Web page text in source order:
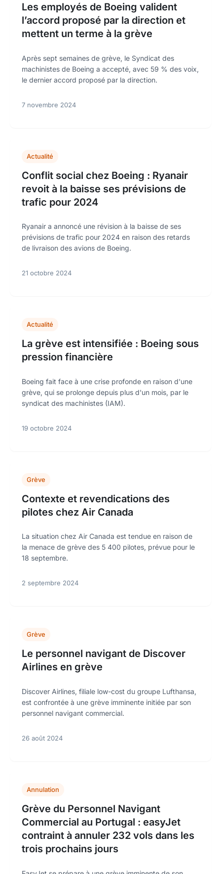
Les employés de Boeing valident
l’accord proposé par la direction et
mettent un terme à la grève
Après sept semaines de grève, le Syndicat des
machinistes de Boeing a accepté, avec 59 % des voix,
le dernier accord proposé par la direction.
7 novembre 2024
Actualité
Conflit social chez Boeing : Ryanair
revoit à la baisse ses prévisions de
trafic pour 2024
Ryanair a annoncé une révision à la baisse de ses
prévisions de trafic pour 2024 en raison des retards
de livraison des avions de Boeing.
21 octobre 2024
Actualité
La grève est intensifiée : Boeing sous
pression financière
Boeing fait face à une crise profonde en raison d'une
grève, qui se prolonge depuis plus d'un mois, par le
syndicat des machinistes (IAM).
19 octobre 2024
Grève
Contexte et revendications des
pilotes chez Air Canada
La situation chez Air Canada est tendue en raison de
la menace de grève des 5 400 pilotes, prévue pour le
18 septembre.
2 septembre 2024
Grève
Le personnel navigant de Discover
Airlines en grève
Discover Airlines, filiale low-cost du groupe Lufthansa,
est confrontée à une grève imminente initiée par son
personnel navigant commercial.
26 août 2024
Annulation
Grève du Personnel Navigant
Commercial au Portugal : easyJet
contraint à annuler 232 vols dans les
trois prochains jours